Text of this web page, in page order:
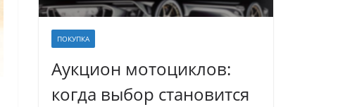
ПОКУПКА
Аукцион мотоциклов:
когда выбор становится